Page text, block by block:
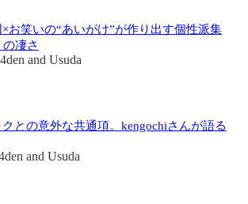
×お笑いの“あいがけ”が作り出す個性派集
凄さ
and Usuda
クとの意外な共通項。kengochiさんが語る
and Usuda